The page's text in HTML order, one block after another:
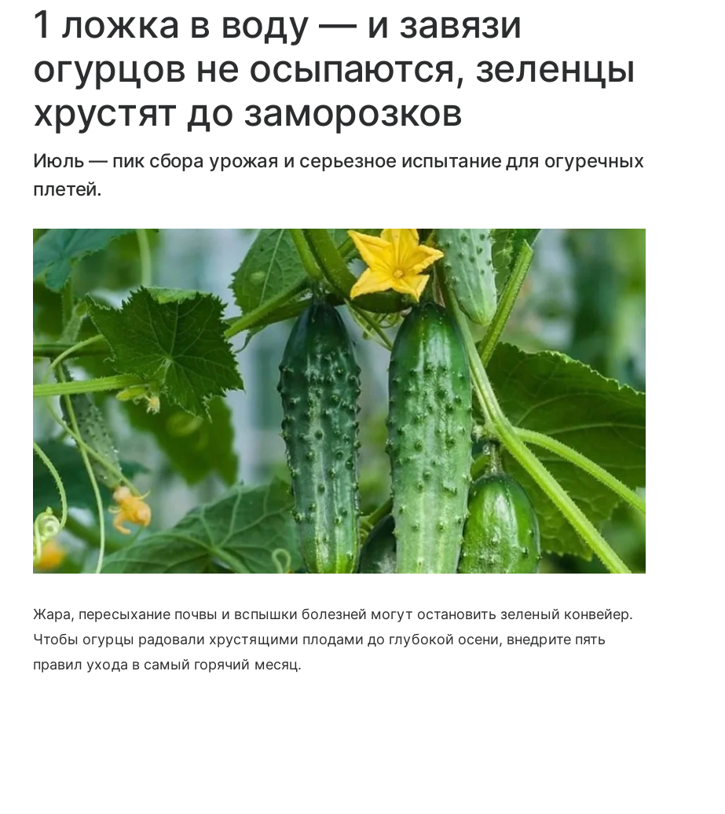
1 ложка в воду — и завязи
огурцов не осыпаются, зеленцы
хрустят до заморозков
Июль — пик сбора урожая и серьезное испытание для огуречных
плетей.
Жара, пересыхание почвы и вспышки болезней могут остановить зеленый конвейер.
Чтобы огурцы радовали хрустящими плодами до глубокой осени, внедрите пять
правил ухода в самый горячий месяц.